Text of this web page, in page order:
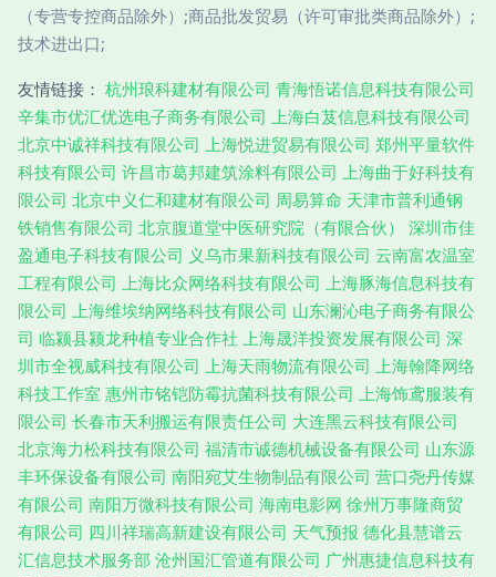
（专营专控商品除外）;商品批发贸易（许可审批类商品除外）;
技术进出口;
友情链接： 杭州琅科建材有限公司 青海悟诺信息科技有限公司
辛集市优汇优选电子商务有限公司 上海白芨信息科技有限公司
北京中诚祥科技有限公司 上海悦进贸易有限公司 郑州平量软件
科技有限公司 许昌市葛邦建筑涂料有限公司 上海曲于好科技有
限公司 北京中义仁和建材有限公司 周易算命 天津市普利通钢
铁销售有限公司 北京腹道堂中医研究院（有限合伙）
深圳市佳
盈通电子科技有限公司 义乌市果新科技有限公司 云南富农温室
工程有限公司 上海比众网络科技有限公司 上海豚海信息科技有
限公司 上海维埃纳网络科技有限公司 山东澜沁电子商务有限公
司 临颍县颍龙种植专业合作社 上海晟洋投资发展有限公司 深
圳市全视威科技有限公司 上海天雨物流有限公司 上海翰降网络
科技工作室 惠州市铭铠防霉抗菌科技有限公司 上海饰鸢服装有
限公司 长春市天利搬运有限责任公司 大连黑云科技有限公司
北京海力松科技有限公司 福清市诚德机械设备有限公司 山东源
丰环保设备有限公司 南阳宛艾生物制品有限公司 营口尧丹传媒
有限公司 南阳万微科技有限公司 海南电影网 徐州万事隆商贸
有限公司 四川祥瑞高新建设有限公司 天气预报 德化县慧谱云
汇信息技术服务部 沧州国汇管道有限公司 广州惠捷信息科技有